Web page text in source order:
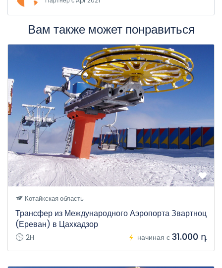
Вам также может понравиться
Котайкская область
Трансфер из Международного Аэропорта Звартноц
(Ереван) в Цахкадзор
2H начиная с 31.000 դ